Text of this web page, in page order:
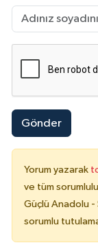
Gönder
Yorum yazarak
ve tüm
Güçlü Anadolu -
sorumlu